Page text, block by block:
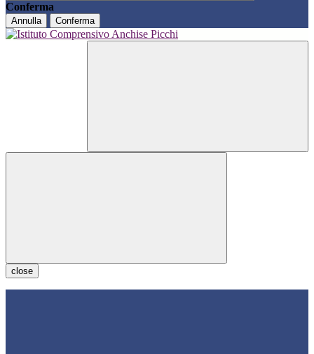
Conferma
Annulla Conferma
close